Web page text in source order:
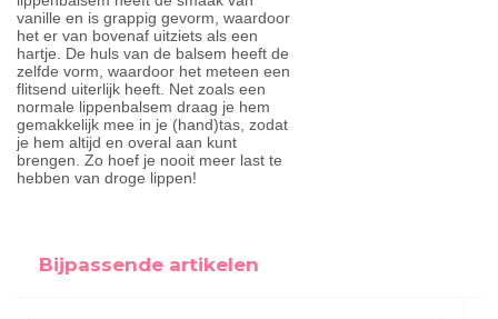
vanille en is grappig gevorm, waardoor
het er van bovenaf uitziets als een
hartje. De huls van de balsem heeft de
zelfde vorm, waardoor het meteen een
flitsend uiterlijk heeft. Net zoals een
normale lippenbalsem draag je hem
gemakkelijk mee in je (hand)tas, zodat
je hem altijd en overal aan kunt
brengen. Zo hoef je nooit meer last te
hebben van droge lippen!
Bijpassende artikelen